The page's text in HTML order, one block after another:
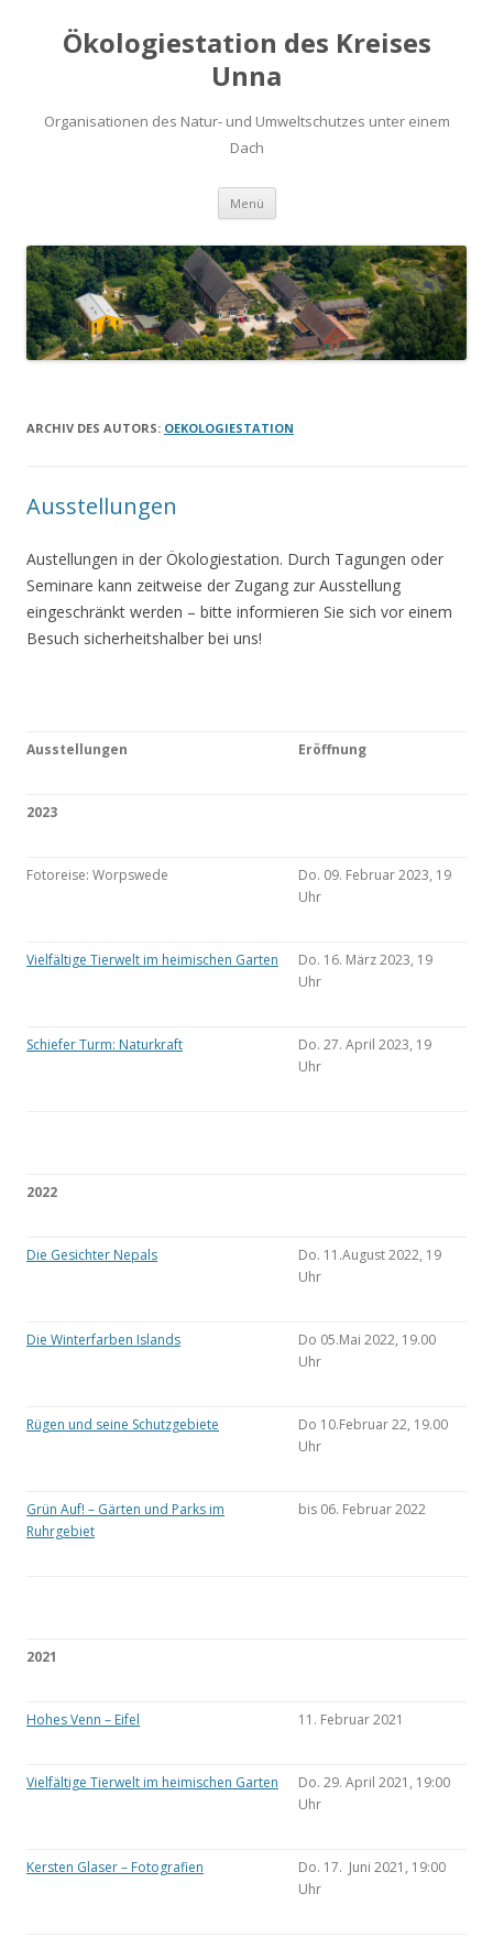
Ökologiestation des Kreises
Unna
Organisationen des Natur- und Umweltschutzes unter einem
Dach
Menü Zum
springen
ARCHIV DES AUTORS: OEKOLOGIESTATION
Ausstellungen
Austellungen in der Ökologiestation. Durch Tagungen oder
Seminare kann zeitweise der Zugang zur Ausstellung
eingeschränkt werden – bitte informieren Sie sich vor einem
Besuch sicherheitshalber bei uns!
Ausstellungen Eröffnung
2023
Fotoreise: Worpswede
Do. 09. Februar 2023, 19
Uhr
Vielfältige Tierwelt im heimischen Garten
Do. 16. März 2023, 19
Uhr
Schiefer Turm: Naturkraft
Do. 27. April 2023, 19
Uhr
2022
Die Gesichter Nepals
Do. 11.August 2022, 19
Uhr
Die Winterfarben Islands
Do 05.Mai 2022, 19.00
Uhr
Rügen und seine Schutzgebiete
Do 10.Februar 22, 19.00
Uhr
Grün Auf! – Gärten und Parks im
Ruhrgebiet
bis 06. Februar 2022
2021
Hohes Venn – Eifel 11. Februar 2021
Vielfältige Tierwelt im heimischen Garten
Do. 29. April 2021, 19:00
Uhr
Kersten Glaser – Fotografien
Do. 17. Juni 2021, 19:00
Uhr